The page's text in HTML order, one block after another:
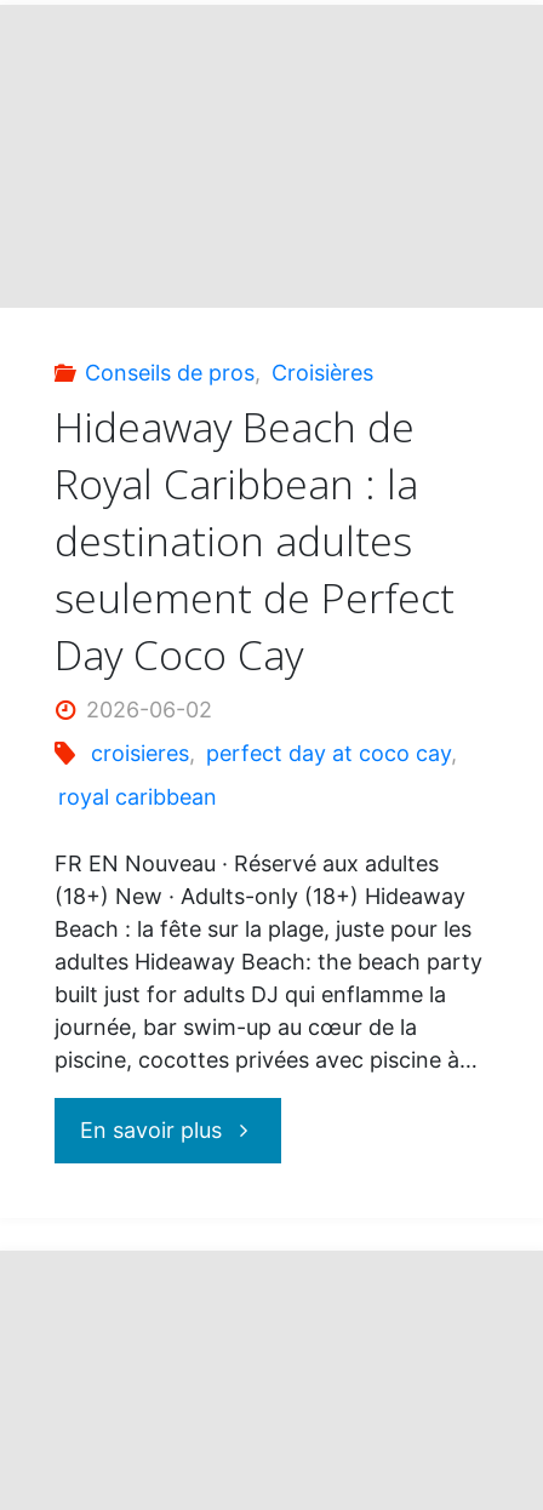
votre
tribu"
Conseils de pros, Croisières
Hideaway Beach de
Royal Caribbean : la
destination adultes
seulement de Perfect
Day Coco Cay
2026-06-02
croisieres, perfect day at coco cay,
royal caribbean
FR EN Nouveau · Réservé aux adultes
(18+) New · Adults-only (18+) Hideaway
Beach : la fête sur la plage, juste pour les
adultes Hideaway Beach: the beach party
built just for adults DJ qui enflamme la
journée, bar swim-up au cœur de la
piscine, cocottes privées avec piscine à…
En savoir plus"Hideaway